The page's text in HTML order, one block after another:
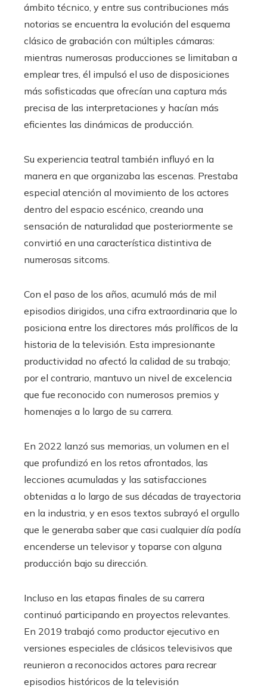
ámbito técnico, y entre sus contribuciones más
notorias se encuentra la evolución del esquema
clásico de grabación con múltiples cámaras:
mientras numerosas producciones se limitaban a
emplear tres, él impulsó el uso de disposiciones
más sofisticadas que ofrecían una captura más
precisa de las interpretaciones y hacían más
eficientes las dinámicas de producción.
Su experiencia teatral también influyó en la
manera en que organizaba las escenas. Prestaba
especial atención al movimiento de los actores
dentro del espacio escénico, creando una
sensación de naturalidad que posteriormente se
convirtió en una característica distintiva de
numerosas sitcoms.
Con el paso de los años, acumuló más de mil
episodios dirigidos, una cifra extraordinaria que lo
posiciona entre los directores más prolíficos de la
historia de la televisión. Esta impresionante
productividad no afectó la calidad de su trabajo;
por el contrario, mantuvo un nivel de excelencia
que fue reconocido con numerosos premios y
homenajes a lo largo de su carrera.
En 2022 lanzó sus memorias, un volumen en el
que profundizó en los retos afrontados, las
lecciones acumuladas y las satisfacciones
obtenidas a lo largo de sus décadas de trayectoria
en la industria, y en esos textos subrayó el orgullo
que le generaba saber que casi cualquier día podía
encenderse un televisor y toparse con alguna
producción bajo su dirección.
Incluso en las etapas finales de su carrera
continuó participando en proyectos relevantes.
En 2019 trabajó como productor ejecutivo en
versiones especiales de clásicos televisivos que
reunieron a reconocidos actores para recrear
episodios históricos de la televisión